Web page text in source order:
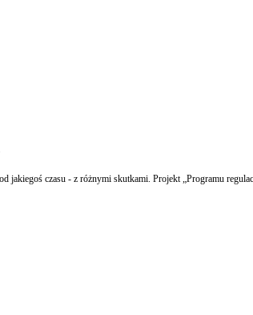
czasu - z różnymi skutkami. Projekt „Programu